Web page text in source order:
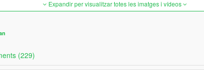
Expandir per visualitzar totes les imatges i vídeos
(229)